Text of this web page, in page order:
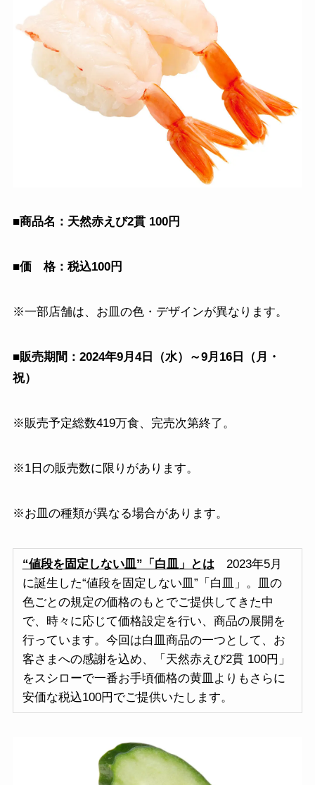
■商品名：天然赤えび2貫 100円
■価 格：税込100円
※一部店舗は、お皿の色・デザインが異なります。
■販売期間：2024年9月4日（水）～9月16日（月・
祝）
※販売予定総数419万食、完売次第終了。
※1日の販売数に限りがあります。
※お皿の種類が異なる場合があります。
“値段を固定しない皿”「白皿」とは2023年5月
に誕生した“値段を固定しない皿”「白皿」。皿の
色ごとの規定の価格のもとでご提供してきた中
で、時々に応じて価格設定を行い、商品の展開を
行っています。今回は白皿商品の一つとして、お
客さまへの感謝を込め、「天然赤えび2貫 100円」
をスシローで一番お手頃価格の黄皿よりもさらに
安価な税込100円でご提供いたします。